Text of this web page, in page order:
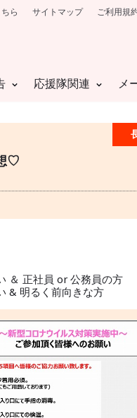
ら サイトマップ ご利用規
応援隊関連 メ
♡
＆ 正社員 or 公務員の方
& 明るく前向きな方